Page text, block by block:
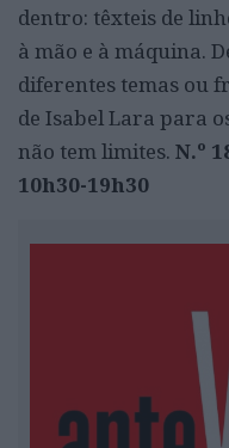
dentro: têxteis de
à mão e à máquina.
diferentes temas ou
de Isabel Lara para
não tem limites. N.º
10h30-19h30